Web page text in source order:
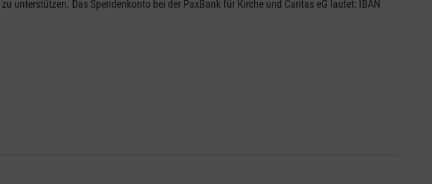
unterstützen. Das Spendenkonto bei der PaxBank für Kirche und Caritas eG lautet: IBAN